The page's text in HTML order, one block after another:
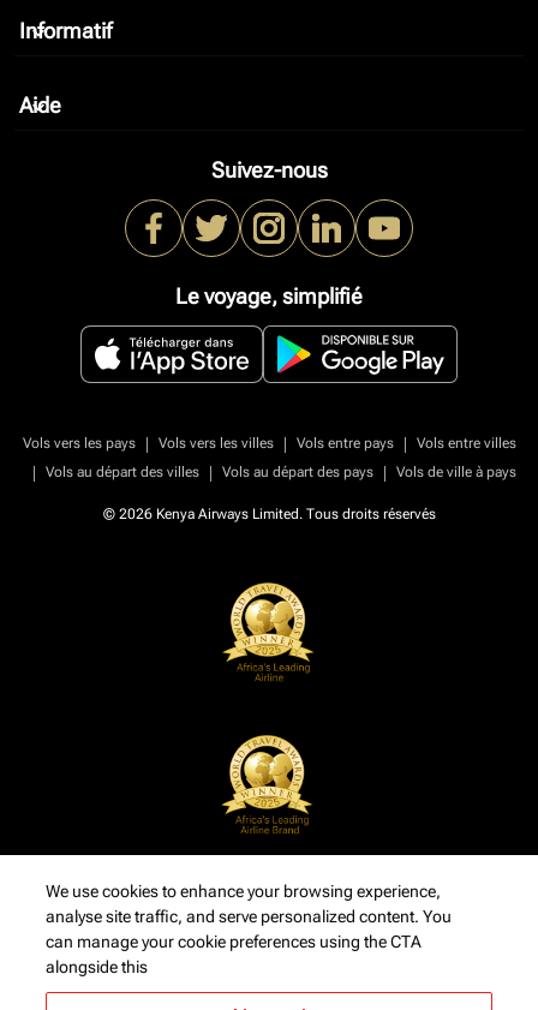
Informatif
keyboard_arrow_down
Aide
keyboard_arrow_down
Suivez-nous
Le voyage, simplifié
Vols vers les pays | Vols vers les villes | Vols entre pays |
Vols entre villes
|
Vols au départ des villes | Vols au départ des pays | Vols de ville à pays
© 2026 Kenya Airways Limited. Tous droits réservés
We use cookies to enhance your browsing experience,
analyse site traffic, and serve personalized content. You
can manage your cookie preferences using the CTA
alongside this